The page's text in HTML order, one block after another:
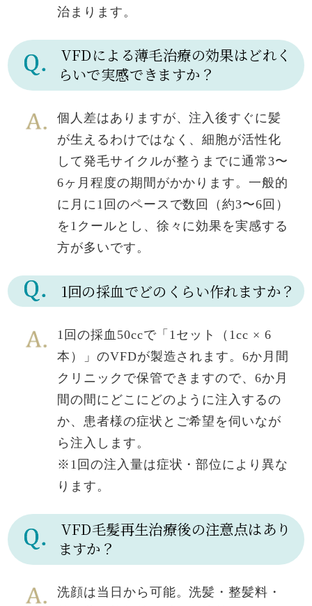
治まります。
VFDによる薄毛治療の効果はどれく
らいで実感できますか？
個人差はありますが、注入後すぐに髪
が生えるわけではなく、細胞が活性化
して発毛サイクルが整うまでに通常3〜
6ヶ月程度の期間がかかります。一般的
に月に1回のペースで数回（約3〜6回）
を1クールとし、徐々に効果を実感する
方が多いです。
1回の採血でどのくらい作れますか？
1回の採血50ccで「1セット（1cc × 6
本）」のVFDが製造されます。6か月間
クリニックで保管できますので、6か月
間の間にどこにどのように注入するの
か、患者様の症状とご希望を伺いなが
ら注入します。
※1回の注入量は症状・部位により異な
ります。
VFD毛髪再生治療後の注意点はあり
ますか？
洗顔は当日から可能。洗髪・整髪料・